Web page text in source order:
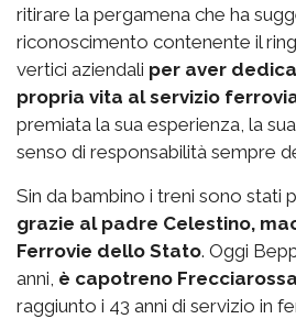
ritirare la pergamena che ha
riconoscimento contenente il
vertici aziendali per aver
propria vita al servizio
premiata la sua esperienza, la
senso di responsabilità sempre
Sin da bambino i treni sono stati
grazie al padre Celestino,
Ferrovie dello Stato. Oggi
anni, è capotreno Frecciarossa
raggiunto i 43 anni di servizio in